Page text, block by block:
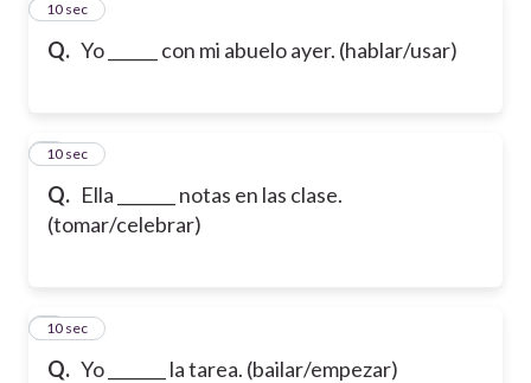
Q. Yo ______ con mi abuelo ayer. (hablar/usar)
110 sec
Q. Ella _______ notas en las clase.
(tomar/celebrar)
210 sec
Q. Yo _______ la tarea. (bailar/empezar)
310 sec